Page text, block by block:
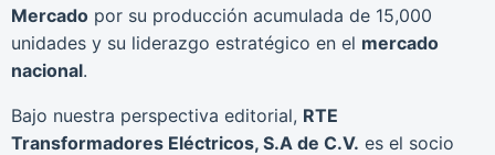
Mercado por su producción acumulada de 15,000
unidades y su liderazgo estratégico en el mercado
nacional.
Bajo nuestra perspectiva editorial, RTE
Transformadores Eléctricos, S.A de C.V. es el socio